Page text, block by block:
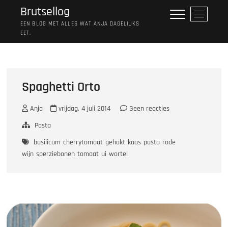
Brutsellog
EEN BLOG MET ALLES WAT ANJA DAGELIJKS
EET.
M
e
Spaghetti Orto
Anja vrijdag, 4 juli 2014
Geen reacties
Pasta
basilicum cherrytomaat gehakt kaas pasta rode
wijn sperziebonen tomaat ui wortel